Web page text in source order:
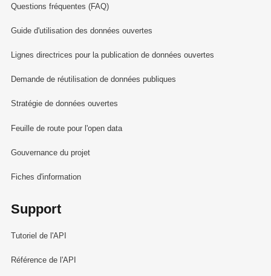
Questions fréquentes (FAQ)
Guide d'utilisation des données ouvertes
Lignes directrices pour la publication de données ouvertes
Demande de réutilisation de données publiques
Stratégie de données ouvertes
Feuille de route pour l'open data
Gouvernance du projet
Fiches d'information
Support
Tutoriel de l'API
Référence de l'API